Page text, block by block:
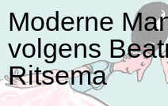
Moderne
volgens
Ritsema